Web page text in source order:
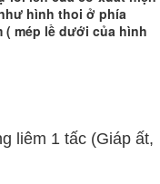
hình thoi ở phía
( mép lề dưới của hình
liêm 1 tấc (Giáp ất,